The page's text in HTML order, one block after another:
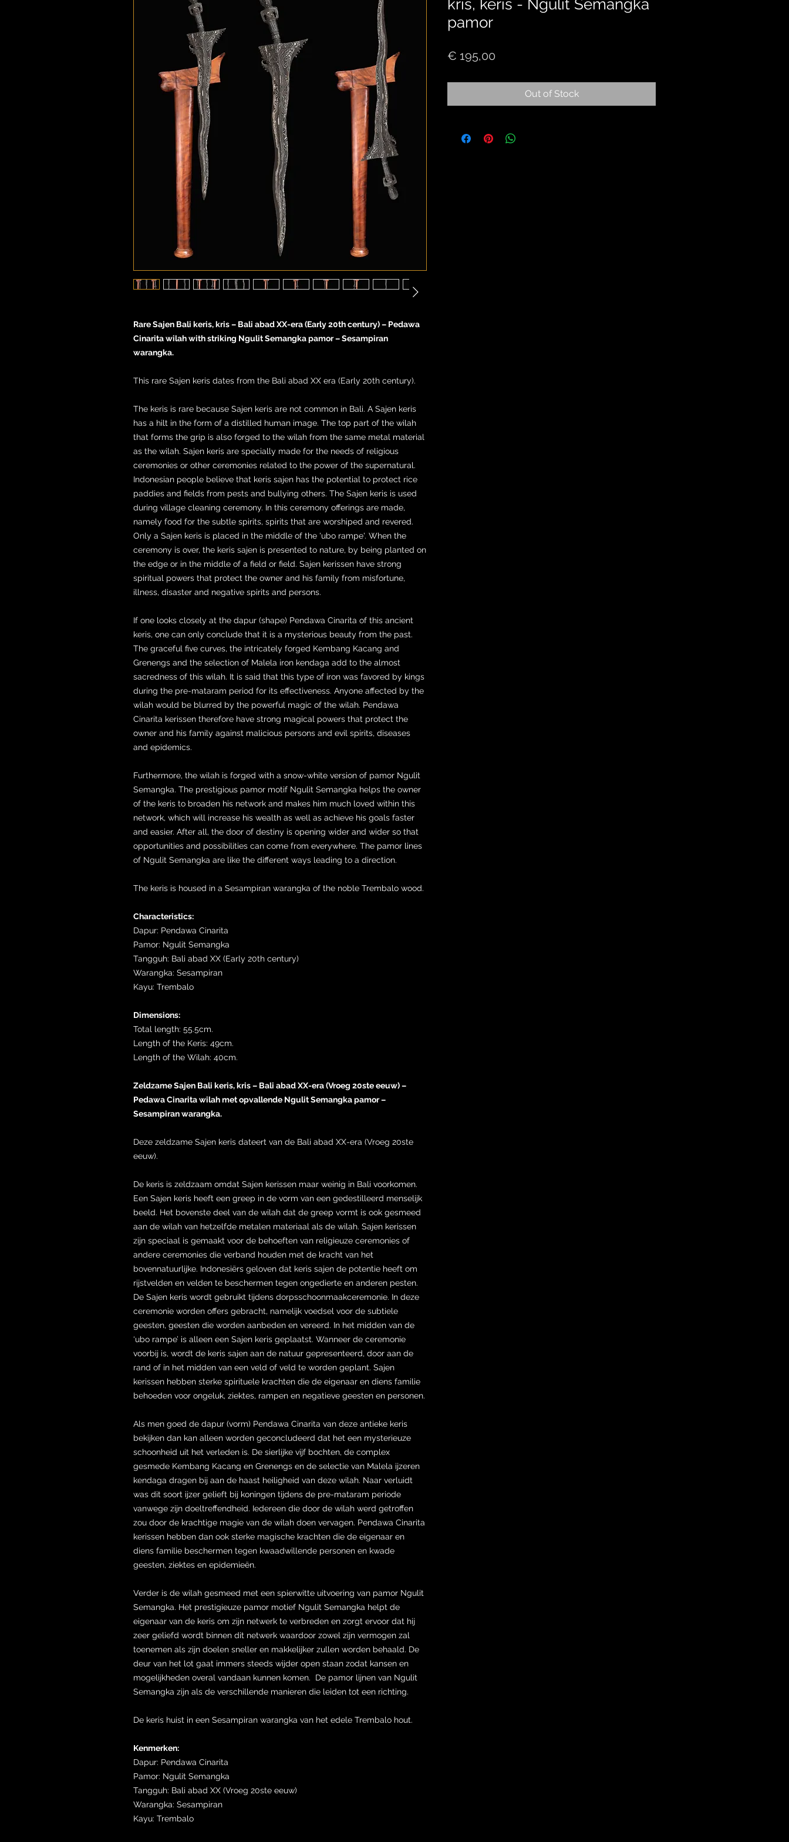
Rare Sajen Bali keris, kris – Bali abad XX-era (Early 20th century) – Pedawa
Cinarita wilah with striking Ngulit Semangka pamor – Sesampiran
warangka.
This rare Sajen keris dates from the Bali abad XX era (Early 20th century).
The keris is rare because Sajen keris are not common in Bali. A Sajen keris
has a hilt in the form of a distilled human image. The top part of the wilah
that forms the grip is also forged to the wilah from the same metal material
as the wilah. Sajen keris are specially made for the needs of religious
ceremonies or other ceremonies related to the power of the supernatural.
Indonesian people believe that keris sajen has the potential to protect rice
paddies and fields from pests and bullying others. The Sajen keris is used
during village cleaning ceremony. In this ceremony offerings are made,
namely food for the subtle spirits, spirits that are worshiped and revered.
Only a Sajen keris is placed in the middle of the 'ubo rampe'. When the
ceremony is over, the keris sajen is presented to nature, by being planted on
the edge or in the middle of a field or field. Sajen kerissen have strong
spiritual powers that protect the owner and his family from misfortune,
illness, disaster and negative spirits and persons.
If one looks closely at the dapur (shape) Pendawa Cinarita of this ancient
keris, one can only conclude that it is a mysterious beauty from the past.
The graceful five curves, the intricately forged Kembang Kacang and
Grenengs and the selection of Malela iron kendaga add to the almost
sacredness of this wilah. It is said that this type of iron was favored by kings
during the pre-mataram period for its effectiveness. Anyone affected by the
wilah would be blurred by the powerful magic of the wilah. Pendawa
Cinarita kerissen therefore have strong magical powers that protect the
owner and his family against malicious persons and evil spirits, diseases
and epidemics.
Furthermore, the wilah is forged with a snow-white version of pamor Ngulit
Semangka. The prestigious pamor motif Ngulit Semangka helps the owner
of the keris to broaden his network and makes him much loved within this
network, which will increase his wealth as well as achieve his goals faster
and easier. After all, the door of destiny is opening wider and wider so that
opportunities and possibilities can come from everywhere. The pamor lines
of Ngulit Semangka are like the different ways leading to a direction.
The keris is housed in a Sesampiran warangka of the noble Trembalo wood.
Characteristics:
Dapur: Pendawa Cinarita
Pamor: Ngulit Semangka
Tangguh: Bali abad XX (Early 20th century)
Warangka: Sesampiran
Kayu: Trembalo
Dimensions:
Total length: 55.5cm.
Length of the Keris: 49cm.
Length of the Wilah: 40cm.
Zeldzame Sajen Bali keris, kris – Bali abad XX-era (Vroeg 20ste eeuw) –
Pedawa Cinarita wilah met opvallende Ngulit Semangka pamor –
Sesampiran warangka.
Deze zeldzame Sajen keris dateert van de Bali abad XX-era (Vroeg 20ste
eeuw).
De keris is zeldzaam omdat Sajen kerissen maar weinig in Bali voorkomen.
Een Sajen keris heeft een greep in de vorm van een gedestilleerd menselijk
beeld. Het bovenste deel van de wilah dat de greep vormt is ook gesmeed
aan de wilah van hetzelfde metalen materiaal als de wilah. Sajen kerissen
zijn speciaal is gemaakt voor de behoeften van religieuze ceremonies of
andere ceremonies die verband houden met de kracht van het
bovennatuurlijke. Indonesiërs geloven dat keris sajen de potentie heeft om
rijstvelden en velden te beschermen tegen ongedierte en anderen pesten.
De Sajen keris wordt gebruikt tijdens dorpsschoonmaakceremonie. In deze
ceremonie worden offers gebracht, namelijk voedsel voor de subtiele
geesten, geesten die worden aanbeden en vereerd. In het midden van de
‘ubo rampe’ is alleen een Sajen keris geplaatst. Wanneer de ceremonie
voorbij is, wordt de keris sajen aan de natuur gepresenteerd, door aan de
rand of in het midden van een veld of veld te worden geplant. Sajen
kerissen hebben sterke spirituele krachten die de eigenaar en diens familie
behoeden voor ongeluk, ziektes, rampen en negatieve geesten en personen.
Als men goed de dapur (vorm) Pendawa Cinarita van deze antieke keris
bekijken dan kan alleen worden geconcludeerd dat het een mysterieuze
schoonheid uit het verleden is. De sierlijke vijf bochten, de complex
gesmede Kembang Kacang en Grenengs en de selectie van Malela ijzeren
kendaga dragen bij aan de haast heiligheid van deze wilah. Naar verluidt
was dit soort ijzer gelieft bij koningen tijdens de pre-mataram periode
vanwege zijn doeltreffendheid. Iedereen die door de wilah werd getroffen
zou door de krachtige magie van de wilah doen vervagen. Pendawa Cinarita
kerissen hebben dan ook sterke magische krachten die de eigenaar en
diens familie beschermen tegen kwaadwillende personen en kwade
geesten, ziektes en epidemieën.
Verder is de wilah gesmeed met een spierwitte uitvoering van pamor Ngulit
Semangka. Het prestigieuze pamor motief Ngulit Semangka helpt de
eigenaar van de keris om zijn netwerk te verbreden en zorgt ervoor dat hij
zeer geliefd wordt binnen dit netwerk waardoor zowel zijn vermogen zal
toenemen als zijn doelen sneller en makkelijker zullen worden behaald. De
deur van het lot gaat immers steeds wijder open staan zodat kansen en
mogelijkheden overal vandaan kunnen komen. De pamor lijnen van Ngulit
Semangka zijn als de verschillende manieren die leiden tot een richting.
De keris huist in een Sesampiran warangka van het edele Trembalo hout.
Kenmerken:
Dapur: Pendawa Cinarita
Pamor: Ngulit Semangka
Tangguh: Bali abad XX (Vroeg 20ste eeuw)
Warangka: Sesampiran
Kayu: Trembalo
kris, keris - Ngulit Semangka
pamor
€ 195,00
Out of Stock